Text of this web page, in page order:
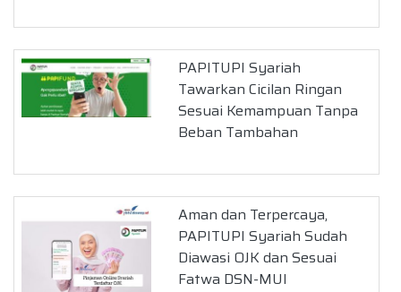
PAPITUPI Syariah
Tawarkan Cicilan Ringan
Sesuai Kemampuan Tanpa
Beban Tambahan
Aman dan Terpercaya,
PAPITUPI Syariah Sudah
Diawasi OJK dan Sesuai
Fatwa DSN-MUI